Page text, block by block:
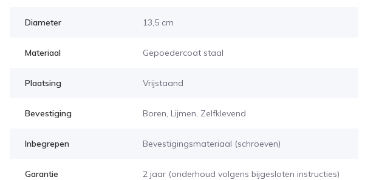
Diameter 13,5 cm
Materiaal Gepoedercoat staal
Plaatsing Vrijstaand
Bevestiging Boren, Lijmen, Zelfklevend
Inbegrepen Bevestigingsmateriaal (schroeven)
Garantie 2 jaar (onderhoud volgens bijgesloten instructies)